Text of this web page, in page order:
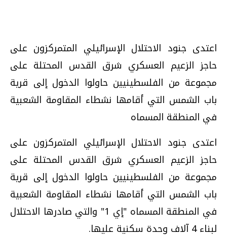
اعتدى جنود الاحتلال الإسرائيلي المتمركزون على
حاجز الزعيم العسكري شرق القدس المحتلة على
مجموعة من الفلسطينيين حاولوا الدخول إلى قرية
باب الشمس التي أقامها نشطاء المقاومة الشعبية
في المنطقة المسماه
اعتدى جنود الاحتلال الإسرائيلي المتمركزون على
حاجز الزعيم العسكري شرق القدس المحتلة على
مجموعة من الفلسطينيين حاولوا الدخول إلى قرية
باب الشمس التي أقامها نشطاء المقاومة الشعبية
في المنطقة المسماه "إي 1" والتي صادرها الاحتلال
لبناء 4 آلاف وحدة سكنية عليها.